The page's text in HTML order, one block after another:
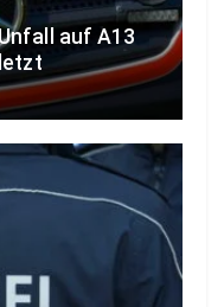
auf A13